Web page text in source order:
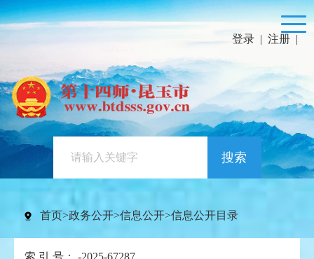
登录 | 注册 |
搜索
首页>政务公开>信息公开>信息公开目录
索 引 号：
-2025-67287